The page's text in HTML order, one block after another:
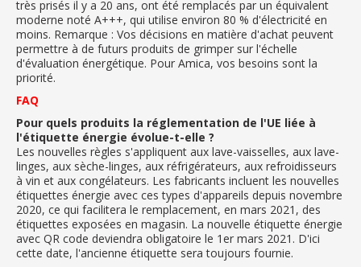
très prisés il y a 20 ans, ont été remplacés par un équivalent
moderne noté A+++, qui utilise environ 80 % d'électricité en
moins. Remarque : Vos décisions en matière d'achat peuvent
permettre à de futurs produits de grimper sur l'échelle
d'évaluation énergétique. Pour Amica, vos besoins sont la
priorité.
FAQ
Pour quels produits la réglementation de l'UE liée à
l'étiquette énergie évolue-t-elle ?
Les nouvelles règles s'appliquent aux lave-vaisselles, aux lave-
linges, aux sèche-linges, aux réfrigérateurs, aux refroidisseurs
à vin et aux congélateurs. Les fabricants incluent les nouvelles
étiquettes énergie avec ces types d'appareils depuis novembre
2020, ce qui facilitera le remplacement, en mars 2021, des
étiquettes exposées en magasin. La nouvelle étiquette énergie
avec QR code deviendra obligatoire le 1er mars 2021. D'ici
cette date, l'ancienne étiquette sera toujours fournie.